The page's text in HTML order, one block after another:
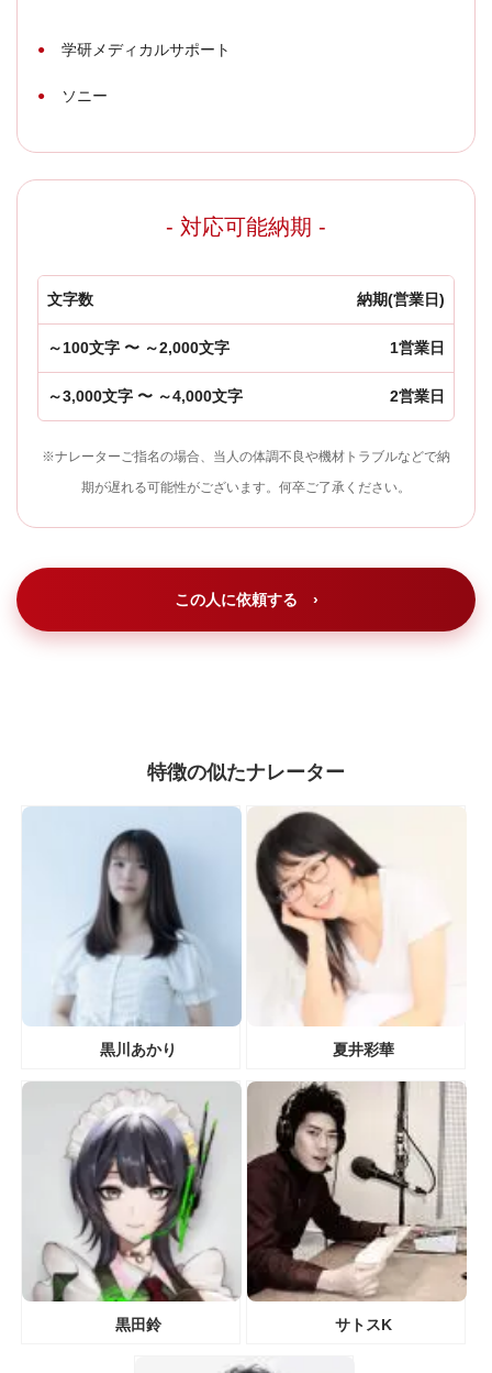
学研メディカルサポート
ソニー
- 対応可能納期 -
文字数 納期(営業日)
～100文字 〜 ～2,000文字 1営業日
～3,000文字 〜 ～4,000文字 2営業日
※ナレーターご指名の場合、当人の体調不良や機材トラブルなどで納
期が遅れる可能性がございます。何卒ご了承ください。
この人に依頼する ›
特徴の似たナレーター
黒川あかり 夏井彩華
黒田鈴 サトスK